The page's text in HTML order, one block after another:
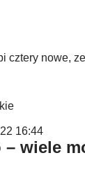
cztery nowe,
16:44
wiele